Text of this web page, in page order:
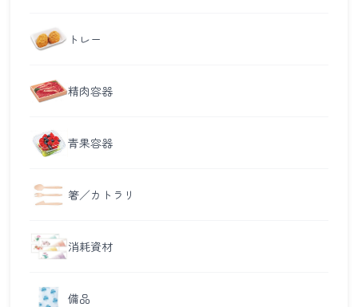
トレー
精肉容器
青果容器
箸／カトラリ
消耗資材
備品